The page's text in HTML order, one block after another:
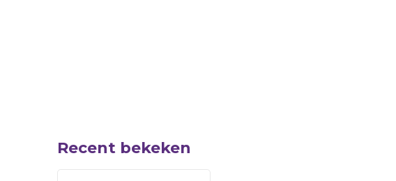
Recent bekeken